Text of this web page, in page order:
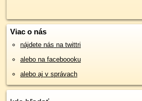
Viac o nás
nájdete nás na twittri
alebo na faceboooku
alebo aj v správach